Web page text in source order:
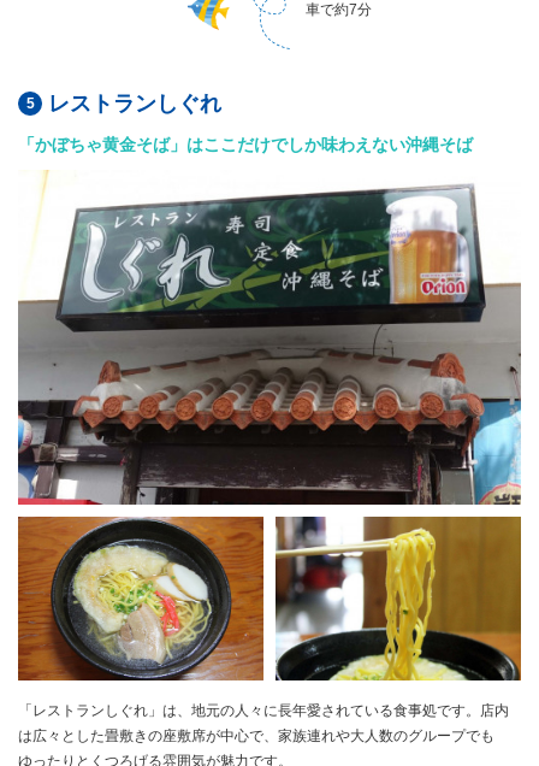
車で約7分
レストランしぐれ
「かぼちゃ黄金そば」はここだけでしか味わえない沖縄そば
「レストランしぐれ」は、地元の人々に長年愛されている食事処です。店内
は広々とした畳敷きの座敷席が中心で、家族連れや大人数のグループでも
ゆったりとくつろげる雰囲気が魅力です。